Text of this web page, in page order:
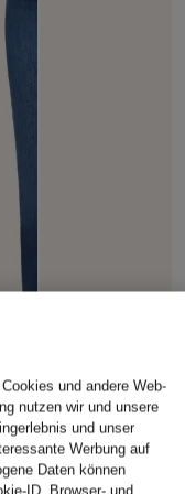
und andere Web-
nutzen wir und unsere
und unser
Werbung auf
Daten können
ID, Browser- und